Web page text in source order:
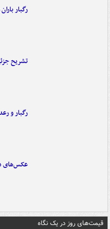
رگبار
تشریح
رگبار و
عکس‌های
قیمت‌های روز در یک نگاه